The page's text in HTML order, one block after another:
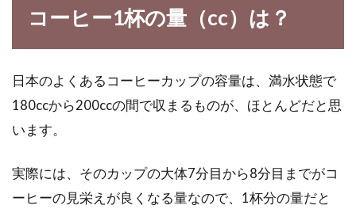
で、おにぎりとパ...
回食の時間の目安について
コーヒー1杯の量（cc）は？
日本のよくあるコーヒーカップの容量は、満水状態で
180ccから200ccの間で収まるものが、ほとんどだと思
います。
実際には、そのカップの大体7分目から8分目までがコ
ーヒーの見栄えが良くなる量なので、1杯分の量だと